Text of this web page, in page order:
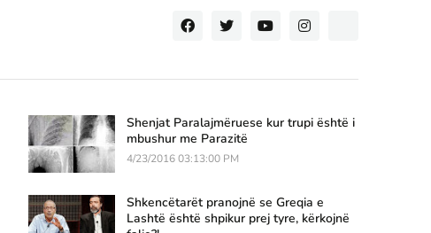
Shenjat Paralajmëruese kur trupi është i
mbushur me Parazitë
4/23/2016 03:13:00 PM
Shkencëtarët pranojnë se Greqia e
Lashtë është shpikur prej tyre, kërkojnë